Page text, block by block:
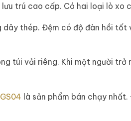
trú cao cấp. Có hai loại lò xo
thép. Đệm có độ đàn hồi tốt
túi vải riêng. Khi một người trở
là sản phẩm bán chạy nhất.